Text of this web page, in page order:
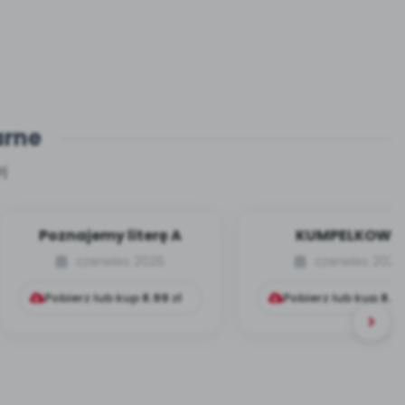
Poznajemy literę A
Pobierz lub kup8.99 zł
KUMPELKOWO
Pobierz lub kup